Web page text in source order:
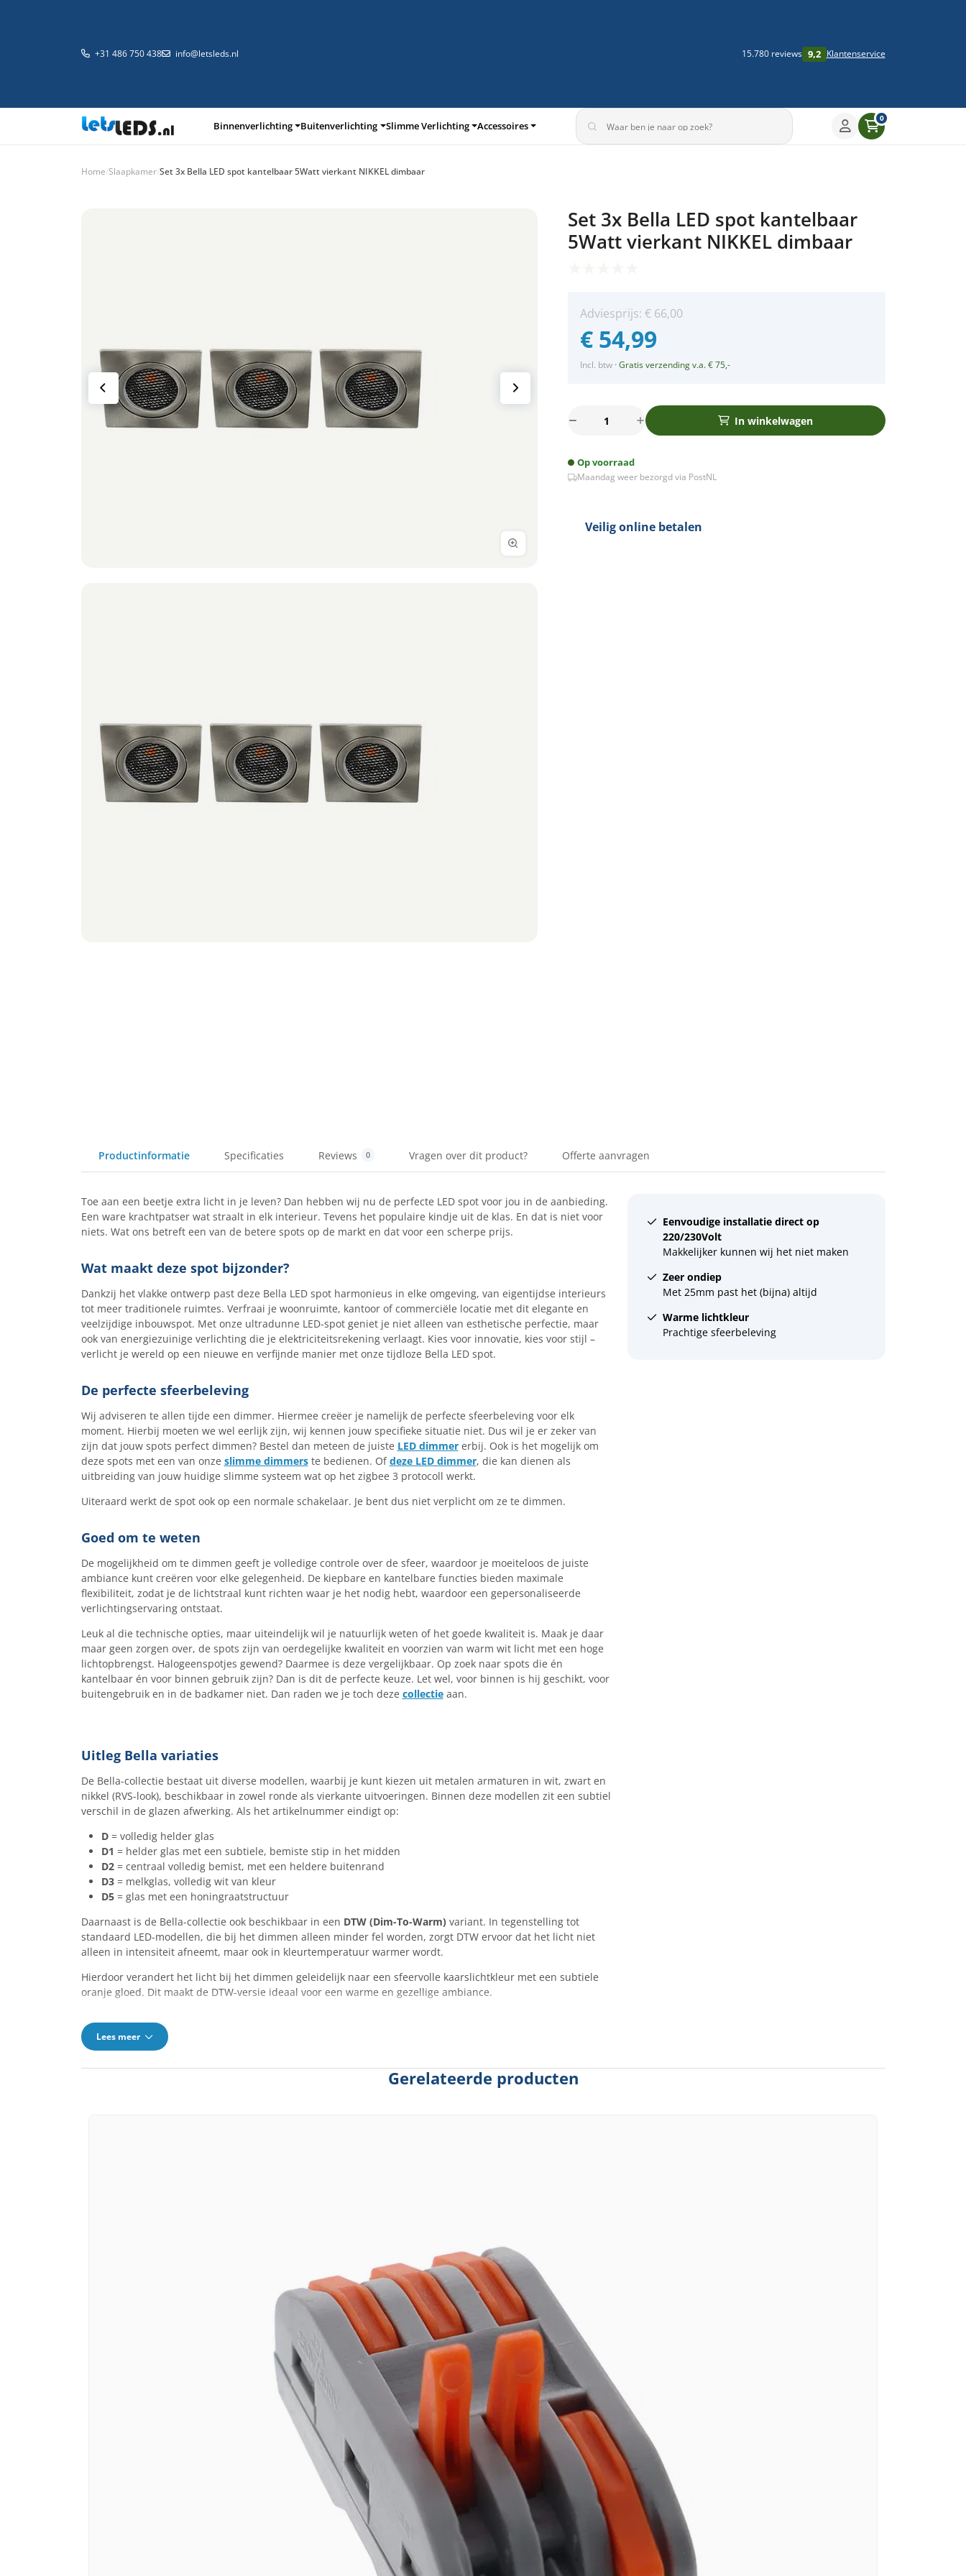
+31 486 750 438 info@letsleds.nl 15.780 reviews 9,2 Klantenservice
Binnenverlichting Buitenverlichting Slimme Verlichting Accessoires
0
Home/Slaapkamer/Set 3x Bella LED spot kantelbaar 5Watt vierkant NIKKEL dimbaar
360°Set 3x Bella LED spot kantelbaar
5Watt vierkant NIKKEL dimbaar
Adviesprijs:€ 66,00
€ 54,99
Incl. btw ·Gratis verzending v.a. € 75,-
LED
spot
vierkant
In winkelwagen
Op voorraad
Maandag weer bezorgd via PostNL
Veilig online betalen
Productinformatie Specificaties Reviews 0 Vragen over dit product? Offerte aanvragen
Toe aan een beetje extra licht in je leven? Dan hebben wij nu de perfecte LED spot voor jou in de aanbieding.
Een ware krachtpatser wat straalt in elk interieur. Tevens het populaire kindje uit de klas. En dat is niet voor
niets. Wat ons betreft een van de betere spots op de markt en dat voor een scherpe prijs.
Wat maakt deze spot bijzonder?
Dankzij het vlakke ontwerp past deze Bella LED spot harmonieus in elke omgeving, van eigentijdse interieurs
tot meer traditionele ruimtes. Verfraai je woonruimte, kantoor of commerciële locatie met dit elegante en
veelzijdige inbouwspot. Met onze ultradunne LED-spot geniet je niet alleen van esthetische perfectie, maar
ook van energiezuinige verlichting die je elektriciteitsrekening verlaagt. Kies voor innovatie, kies voor stijl –
verlicht je wereld op een nieuwe en verfijnde manier met onze tijdloze Bella LED spot.
De perfecte sfeerbeleving
Wij adviseren te allen tijde een dimmer. Hiermee creëer je namelijk de perfecte sfeerbeleving voor elk
moment. Hierbij moeten we wel eerlijk zijn, wij kennen jouw specifieke situatie niet. Dus wil je er zeker van
zijn dat jouw spots perfect dimmen? Bestel dan meteen de juiste LED dimmererbij. Ook is het mogelijk om
deze spots met een van onze slimme dimmerste bedienen. Ofdeze LED dimmer, die kan dienen als
uitbreiding van jouw huidige slimme systeem wat op het zigbee 3 protocoll werkt.
Uiteraard werkt de spot ook op een normale schakelaar. Je bent dus niet verplicht om ze te dimmen.
Goed om te weten
De mogelijkheid om te dimmen geeft je volledige controle over de sfeer, waardoor je moeiteloos de juiste
ambiance kunt creëren voor elke gelegenheid. De kiepbare en kantelbare functies bieden maximale
flexibiliteit, zodat je de lichtstraal kunt richten waar je het nodig hebt, waardoor een gepersonaliseerde
verlichtingservaring ontstaat.
Leuk al die technische opties, maar uiteindelijk wil je natuurlijk weten of het goede kwaliteit is. Maak je daar
maar geen zorgen over, de spots zijn van oerdegelijke kwaliteit en voorzien van warm wit licht met een hoge
lichtopbrengst. Halogeenspotjes gewend? Daarmee is deze vergelijkbaar. Op zoek naar spots die én
kantelbaar én voor binnen gebruik zijn? Dan is dit de perfecte keuze. Let wel, voor binnen is hij geschikt, voor
buitengebruik en in de badkamer niet. Dan raden we je toch deze collectie aan.
Uitleg Bella variaties​
De Bella-collectie bestaat uit diverse modellen, waarbij je kunt kiezen uit metalen armaturen in wit, zwart en
nikkel (RVS-look), beschikbaar in zowel ronde als vierkante uitvoeringen. Binnen deze modellen zit een subtiel
verschil in de glazen afwerking. Als het artikelnummer eindigt op:
D= volledig helder glas
D1 = helder glas met een subtiele, bemiste stip in het midden
D2= centraal volledig bemist, met een heldere buitenrand
D3= melkglas, volledig wit van kleur
D5= glas met een honingraatstructuur
Daarnaast is de Bella-collectie ook beschikbaar in een DTW (Dim-To-Warm)variant. In tegenstelling tot
standaard LED-modellen, die bij het dimmen alleen minder fel worden, zorgt DTW ervoor dat het licht niet
alleen in intensiteit afneemt, maar ook in kleurtemperatuur warmer wordt.
Hierdoor verandert het licht bij het dimmen geleidelijk naar een sfeervolle kaarslichtkleur met een subtiele
oranje gloed. Dit maakt de DTW-versie ideaal voor een warme en gezellige ambiance.
Eenvoudige installatie direct op
220/230Volt
Makkelijker kunnen wij het niet maken
Zeer ondiep
Met 25mm past het (bijna) altijd
Warme lichtkleur
Prachtige sfeerbeleving
Lees meer
Gerelateerde producten